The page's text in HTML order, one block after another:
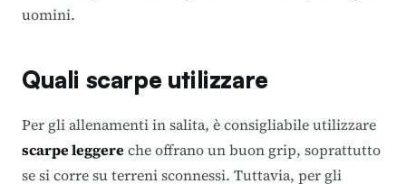
uomini.
Quali scarpe utilizzare
Per gli allenamenti in salita, è consigliabile utilizzare
scarpe leggereche offrano un buon grip, soprattutto
se si corre su terreni sconnessi. Tuttavia, per gli